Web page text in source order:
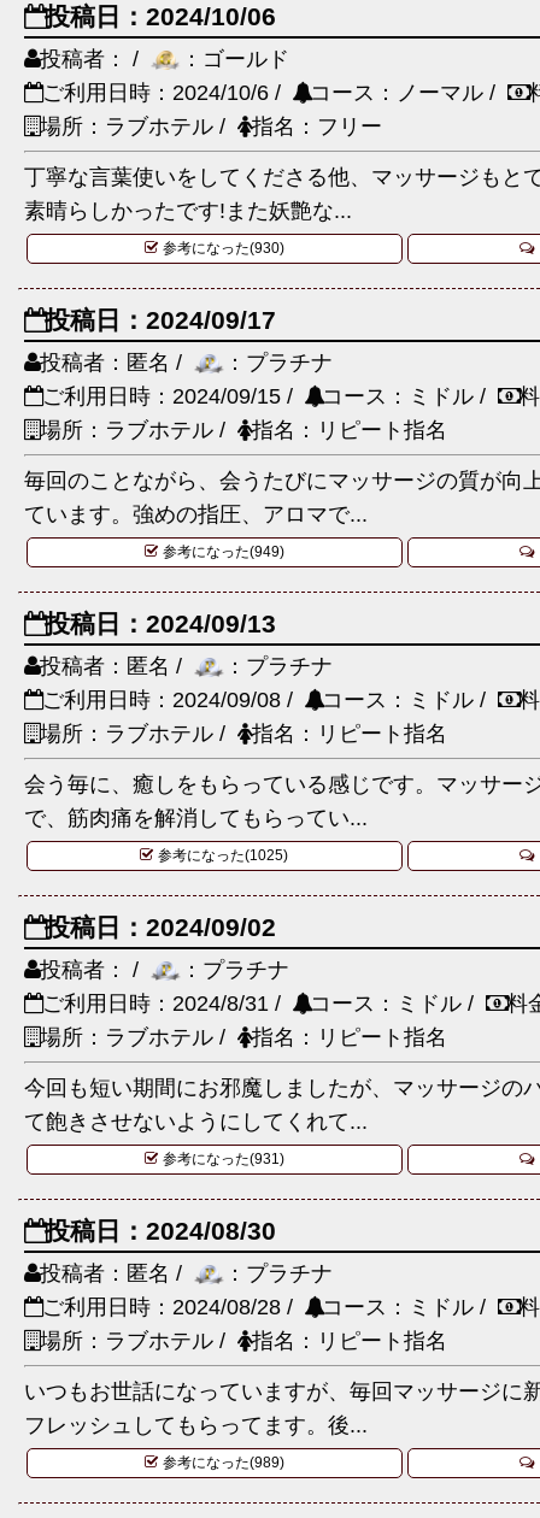
投稿日：2024/10/06
投稿者： /
：ゴールド
ご利用日時：2024/10/6 /
コース：ノーマル /
場所：ラブホテル /
指名：フリー
丁寧な言葉使いをしてくださる他、マッサージもと
素晴らしかったです!また妖艶な...
参考になった(930)
投稿日：2024/09/17
投稿者：匿名 /
：プラチナ
ご利用日時：2024/09/15 /
コース：ミドル /
場所：ラブホテル /
指名：リピート指名
毎回のことながら、会うたびにマッサージの質が向
ています。強めの指圧、アロマで...
参考になった(949)
投稿日：2024/09/13
投稿者：匿名 /
：プラチナ
ご利用日時：2024/09/08 /
コース：ミドル /
場所：ラブホテル /
指名：リピート指名
会う毎に、癒しをもらっている感じです。マッサー
で、筋肉痛を解消してもらってい...
参考になった(1025)
投稿日：2024/09/02
投稿者： /
：プラチナ
ご利用日時：2024/8/31 /
コース：ミドル /
料
場所：ラブホテル /
指名：リピート指名
今回も短い期間にお邪魔しましたが、マッサージの
て飽きさせないようにしてくれて...
参考になった(931)
投稿日：2024/08/30
投稿者：匿名 /
：プラチナ
ご利用日時：2024/08/28 /
コース：ミドル /
場所：ラブホテル /
指名：リピート指名
いつもお世話になっていますが、毎回マッサージに
フレッシュしてもらってます。後...
参考になった(989)